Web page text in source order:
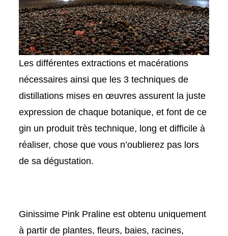
Les différentes extractions et macérations
nécessaires ainsi que les 3techniques de
distillations mises en œuvres assurent la juste
expression de chaque botanique, et font de ce
gin un produittrès technique, long et difficile à
réaliser, chose que vous n’oublierez pas lors
de sa dégustation.
Ginissime Pink Pralineest obtenu uniquement
à partir de plantes, fleurs, baies, racines,